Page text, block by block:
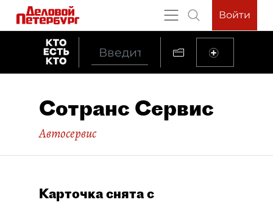
Войти
Сотранс Сервис
Автосервис
Карточка снята с